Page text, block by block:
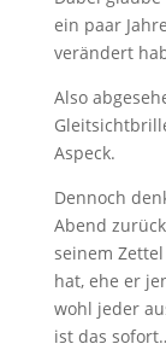
ein paar
verändert
Also
Aspeck.
Dennoch
Abend
seinem
hat, ehe er
wohl jeder
ist das